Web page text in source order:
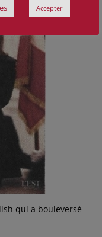
qui a bouleversé
Accepter